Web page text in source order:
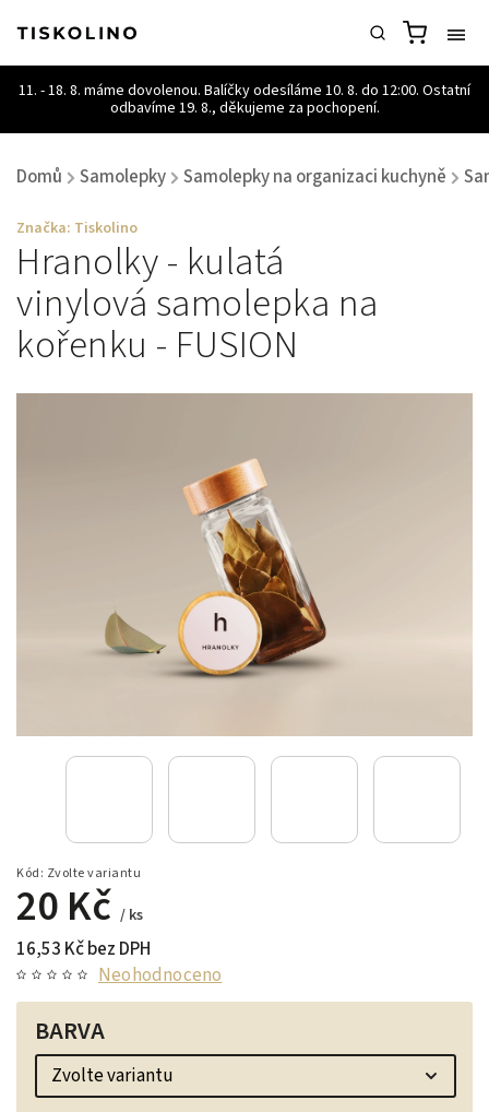
Domů / Samolepky / Samolepky na organizaci kuchyně /
Hranolky - kulatá
vinylová samolepka na
kořenku - FUSION
Kód: Zvolte variantu
20 Kč / ks
16,53 Kč bez DPH
Neohodnoceno
Značka: Tiskolino
BARVA